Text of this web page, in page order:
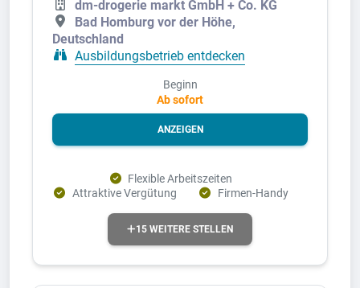
dm-drogerie markt GmbH + Co. KG
Bad Homburg vor der Höhe,
Deutschland
Ausbildungsbetrieb entdecken
Beginn
Ab sofort
ANZEIGEN
Flexible Arbeitszeiten
Attraktive Vergütung
Firmen-Handy
15 WEITERE STELLEN